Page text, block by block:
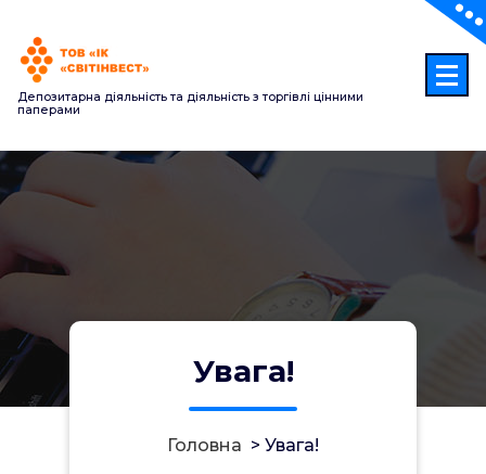
контенту
Депозитарна діяльність та діяльність з торгівлі цінними
паперами
Увага!
Головна > Увага!